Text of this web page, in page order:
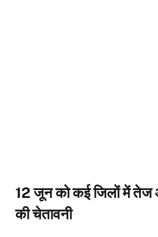
12 जून को कई जिलों में तेज
की चेतावनी